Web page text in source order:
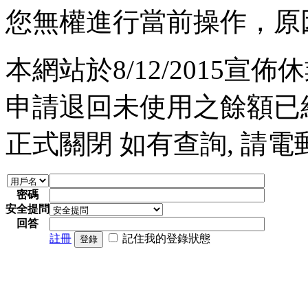
您無權進行當前操作，
本網站於8/12/2015宣佈
申請退回未使用之餘額
正式關閉 如有查詢, 請電
密碼
安全提問
回答
註冊
登錄 記住我的登錄狀態